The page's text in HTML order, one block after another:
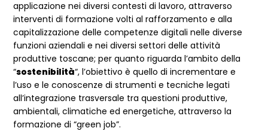
applicazione nei diversi contesti di lavoro, attraverso
interventi di formazione volti al rafforzamento e alla
capitalizzazione delle competenze digitali nelle diverse
funzioni aziendali e nei diversi settori delle attività
produttive toscane; per quanto riguarda l’ambito della
“sostenibilità“, l’obiettivo è quello di incrementare e
l’uso e le conoscenze di strumenti e tecniche legati
all’integrazione trasversale tra questioni produttive,
ambientali, climatiche ed energetiche, attraverso la
formazione di “green job”.